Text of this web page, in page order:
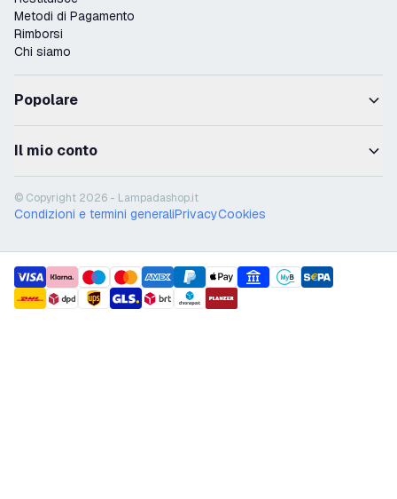
Metodi di Pagamento
Rimborsi
Chi siamo
Popolare
Il mio conto
© Copyright 2026 - Lampadashop.it
Condizioni e termini generaliPrivacyCookies
payment methods
shipment methods